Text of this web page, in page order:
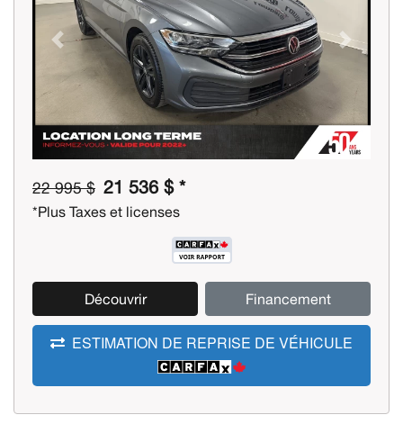
Previous Next
22 995 $ 21 536 $ *
*Plus Taxes et licenses
Découvrir Financement
ESTIMATION DE REPRISE DE VÉHICULE